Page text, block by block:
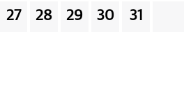
27 28 29 30 31